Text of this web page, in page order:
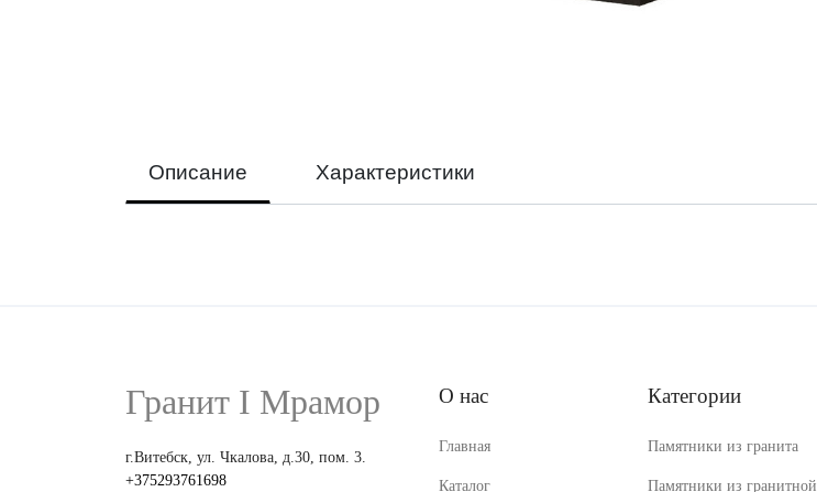
Описание Характеристики
Гранит I Мрамор
г.Витебск, ул. Чкалова, д.30, пом. 3.
+375293761698
О нас
Главная
Каталог
Категории
Памятники из гранита
Памятники из гранитной